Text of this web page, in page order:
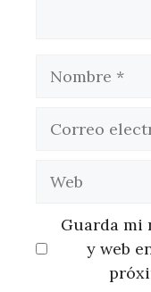
Guarda mi
y web